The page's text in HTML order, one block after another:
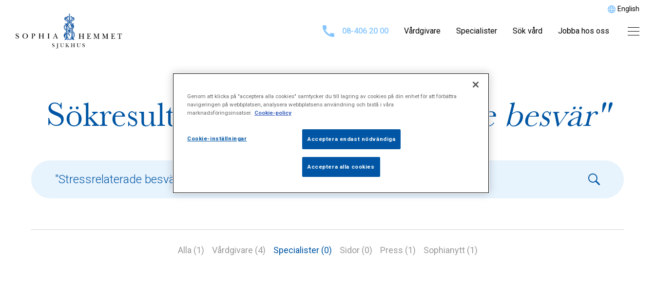
English
08-406 20 00 Vårdgivare Specialister Sök vård Jobba hos oss
Sökresultat för"Stressrelaterade besvär"
Alla (1) Vårdgivare (4) Specialister (0) Sidor (0) Press (1) Sophianytt (1)
Genom att klicka på "acceptera alla cookies" samtycker du till lagring av cookies på din enhet för att förbättra
navigeringen på webbplatsen, analysera webbplatsens användning och bistå i våra
marknadsföringsinsatser. Cookie-policy
Cookie-inställningar Acceptera endast nödvändiga
Acceptera alla cookies